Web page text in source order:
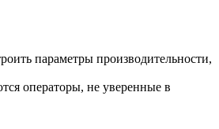
параметры производительности,
операторы, не уверенные в